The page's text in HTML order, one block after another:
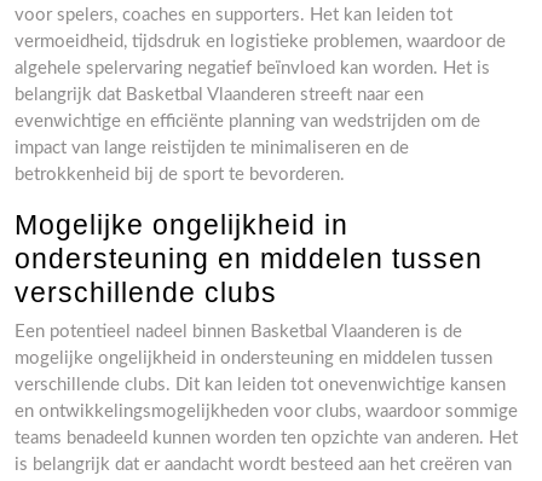
voor spelers, coaches en supporters. Het kan leiden tot
vermoeidheid, tijdsdruk en logistieke problemen, waardoor de
algehele spelervaring negatief beïnvloed kan worden. Het is
belangrijk dat Basketbal Vlaanderen streeft naar een
evenwichtige en efficiënte planning van wedstrijden om de
impact van lange reistijden te minimaliseren en de
betrokkenheid bij de sport te bevorderen.
Mogelijke ongelijkheid in
ondersteuning en middelen tussen
verschillende clubs
Een potentieel nadeel binnen Basketbal Vlaanderen is de
mogelijke ongelijkheid in ondersteuning en middelen tussen
verschillende clubs. Dit kan leiden tot onevenwichtige kansen
en ontwikkelingsmogelijkheden voor clubs, waardoor sommige
teams benadeeld kunnen worden ten opzichte van anderen. Het
is belangrijk dat er aandacht wordt besteed aan het creëren van